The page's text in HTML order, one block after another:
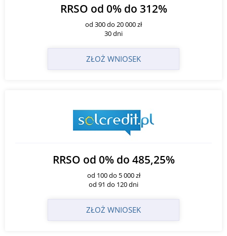
RRSO od 0% do 312%
od 300 do 20 000 zł
30 dni
ZŁOŻ WNIOSEK
RRSO od 0% do 485,25%
od 100 do 5 000 zł
od 91 do 120 dni
ZŁOŻ WNIOSEK